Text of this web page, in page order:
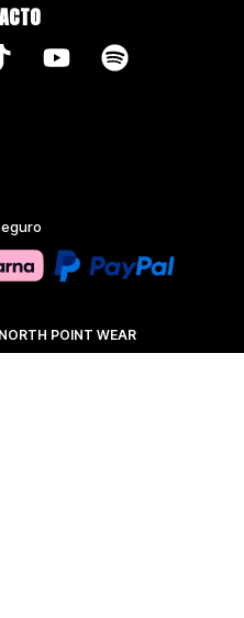
POINT WEAR